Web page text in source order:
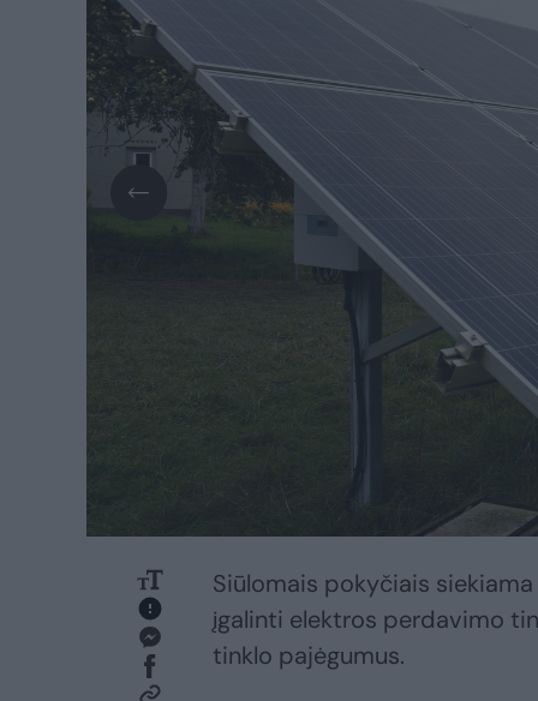
Siūlomais pokyčiais
įgalinti elektros perdavimo
tinklo pajėgumus.